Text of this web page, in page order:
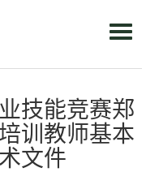
技能竞赛郑
训教师基本
文件